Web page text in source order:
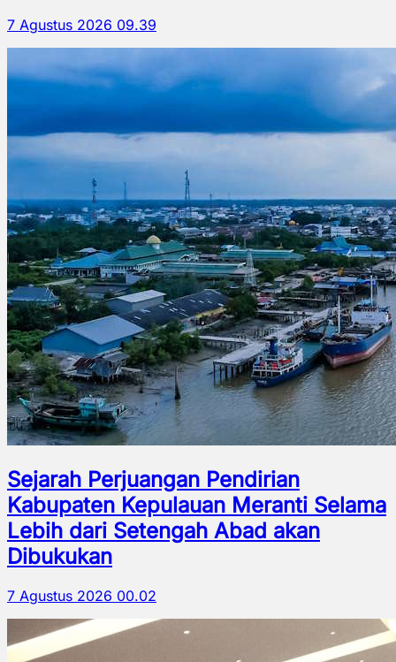
7 Agustus 2026 09.39
Sejarah Perjuangan Pendirian
Kabupaten Kepulauan Meranti Selama
Lebih dari Setengah Abad akan
Dibukukan
7 Agustus 2026 00.02